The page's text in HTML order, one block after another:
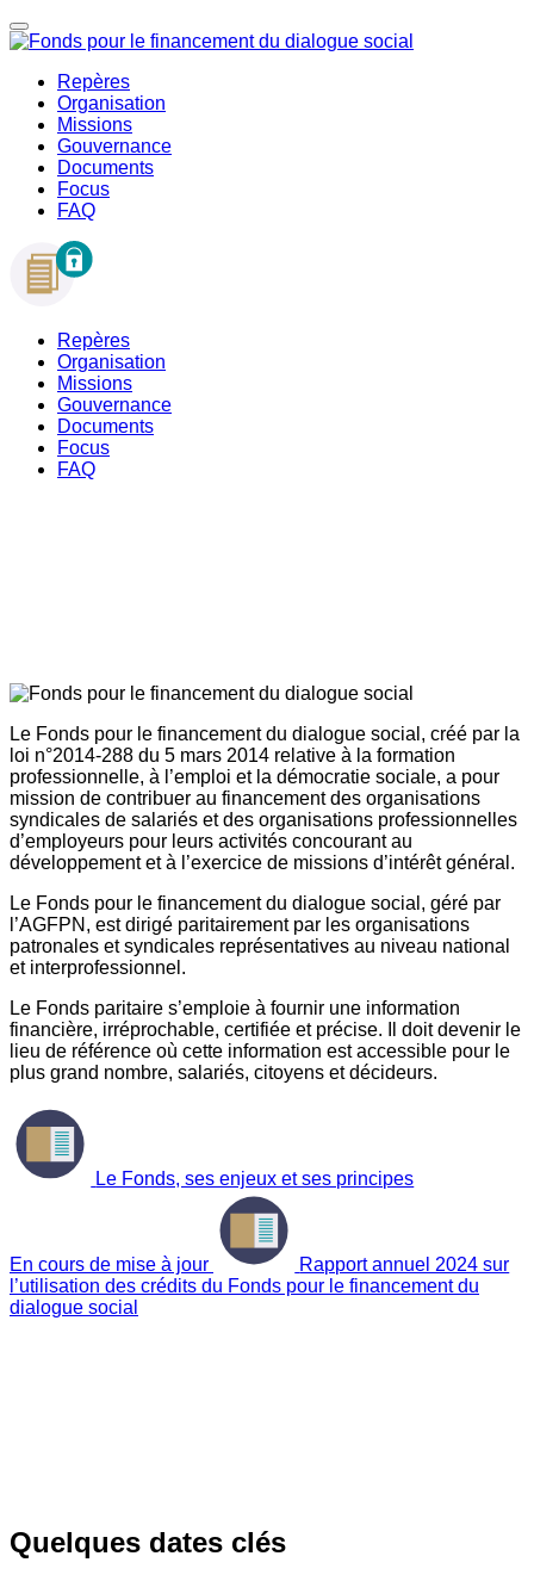
Repères
Organisation
Missions
Gouvernance
Documents
Focus
FAQ
Repères
Organisation
Missions
Gouvernance
Documents
Focus
FAQ
Le Fonds pour le financement du dialogue social, créé par la
loi n°2014-288 du 5 mars 2014 relative à la formation
professionnelle, à l’emploi et la démocratie sociale, a pour
mission de contribuer au financement des organisations
syndicales de salariés et des organisations professionnelles
d’employeurs pour leurs activités concourant au
développement et à l’exercice de missions d’intérêt général.
Le Fonds pour le financement du dialogue social, géré par
l’AGFPN, est dirigé paritairement par les organisations
patronales et syndicales représentatives au niveau national
et interprofessionnel.
Le Fonds paritaire s’emploie à fournir une information
financière, irréprochable, certifiée et précise. Il doit devenir le
lieu de référence où cette information est accessible pour le
plus grand nombre, salariés, citoyens et décideurs.
Le Fonds, ses enjeux et ses principes
En cours de mise à jour
Rapport annuel 2024 sur
l’utilisation des crédits du Fonds pour le financement du
dialogue social
Quelques dates clés